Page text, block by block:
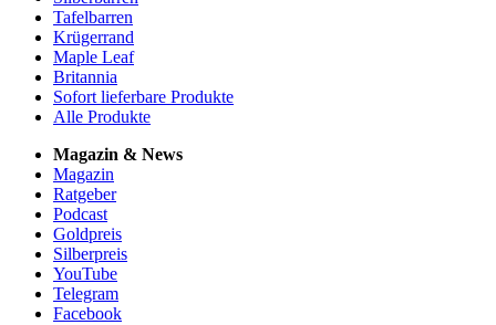
Tafelbarren
Krügerrand
Maple Leaf
Britannia
Sofort lieferbare Produkte
Alle Produkte
Magazin & News
Magazin
Ratgeber
Podcast
Goldpreis
Silberpreis
YouTube
Telegram
Facebook